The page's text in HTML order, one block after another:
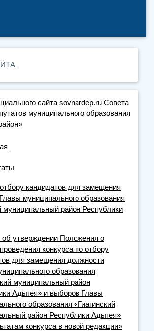
сайта sovnardep.ru Совета
муниципального образования
кандидатов для замещения
муниципального образования
муниципальный район Республики
об утверждении Положения о
конкурса по отбору
для замещения должности
образования
муниципальный район
Адыгея» и выборов Главы
образования «Гиагинский
район Республики Адыгея»
конкурса в новой редакции»